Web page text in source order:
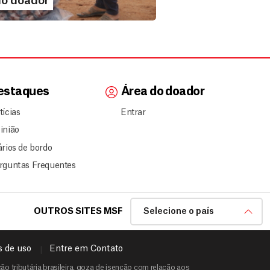
de bordo
Frequentes
Área do doador
Entrar
OUTROS SITES MSF Selecione o país
de uso Entre em Contato
tributária brasileira, goza de isenção com relação aos